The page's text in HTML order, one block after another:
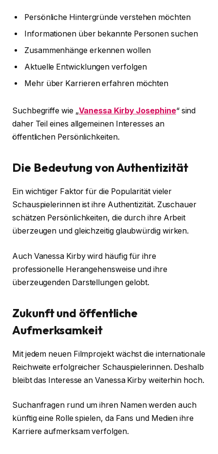
Persönliche Hintergründe verstehen möchten
Informationen über bekannte Personen suchen
Zusammenhänge erkennen wollen
Aktuelle Entwicklungen verfolgen
Mehr über Karrieren erfahren möchten
Suchbegriffe wie „Vanessa Kirby Josephine“ sind
daher Teil eines allgemeinen Interesses an
öffentlichen Persönlichkeiten.
Die Bedeutung von Authentizität
Ein wichtiger Faktor für die Popularität vieler
Schauspielerinnen ist ihre Authentizität. Zuschauer
schätzen Persönlichkeiten, die durch ihre Arbeit
überzeugen und gleichzeitig glaubwürdig wirken.
Auch Vanessa Kirby wird häufig für ihre
professionelle Herangehensweise und ihre
überzeugenden Darstellungen gelobt.
Zukunft und öffentliche
Aufmerksamkeit
Mit jedem neuen Filmprojekt wächst die internationale
Reichweite erfolgreicher Schauspielerinnen. Deshalb
bleibt das Interesse an Vanessa Kirby weiterhin hoch.
Suchanfragen rund um ihren Namen werden auch
künftig eine Rolle spielen, da Fans und Medien ihre
Karriere aufmerksam verfolgen.